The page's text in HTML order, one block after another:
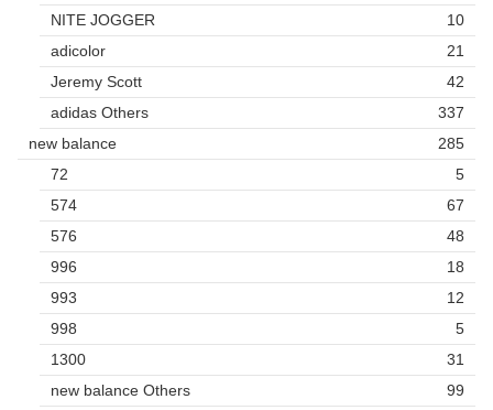
NITE JOGGER
10
adicolor
21
Jeremy Scott
42
adidas Others
337
new balance
285
72
5
574
67
576
48
996
18
993
12
998
5
1300
31
new balance Others
99